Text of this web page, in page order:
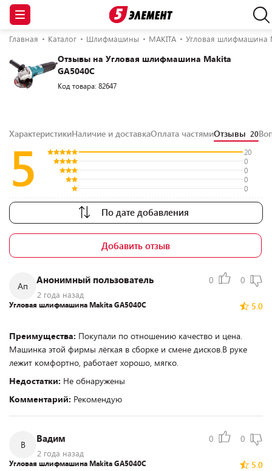
Главная Каталог Шлифмашины MAKITA Угловая шлифмашина
Отзывы на Угловая шлифмашина Makita
GA5040C
Код товара: 82647
ХарактеристикиНаличие и доставкаОплата частямиОтзывы 20
5
20
0
0
0
0
По дате добавления
Добавить отзыв
Ап
Анонимный пользователь
2 года назад
0 0
5.0
Угловая шлифмашина Makita GA5040C
Преимущества: Покупали по отношению качество и цена.
Машинка этой фирмы лёгкая в сборке и смене дисков.В руке
лежит комфортно, работает хорошо, мягко.
Недостатки: Не обнаружены
Комментарий: Рекомендую
В
Вадим
2 года назад
0 0
5.0
Угловая шлифмашина Makita GA5040C